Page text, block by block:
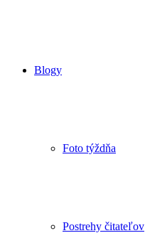
Blogy
Foto týždňa
Postrehy čitateľov